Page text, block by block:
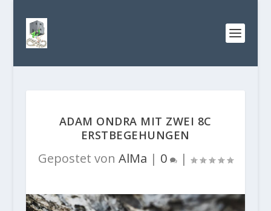
ADAM ONDRA MIT ZWEI 8C
ERSTBEGEHUNGEN
Gepostet von AlMa | 0 |